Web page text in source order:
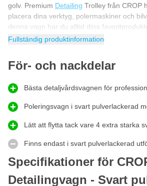
golv. Premium Detailing Trolley från CROP
placera dina verktyg, polermaskiner och
denna vagn har du alltid dina
mekar, reparerar, tvättar, polerar, belägger
Denna detailingvagn kan även användas
förvara dina verktyg i denna vagn. Den
har stora fack så att du kan förvara både
handverktyg. Med denna rullvagn har du
Har du alltid velat ha en pulverlackerad
ditt garage eller din verkstad? Denna CROP
den mest professionella vagnen för alla
om du vill förvara dinpolermaskinsnyggt
Fullständig produktinformation
För- och nackdelar
Bästa detaljvårdsvagnen för
Poleringsvagn i svart pulverlackerad
Lätt att flytta tack vare 4 extra starka
Finns endast i svart pulverlackerad
Specifikationer för
Detailingvagn - Svart